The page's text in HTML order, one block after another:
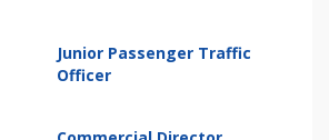
Junior Passenger Traffic
Officer